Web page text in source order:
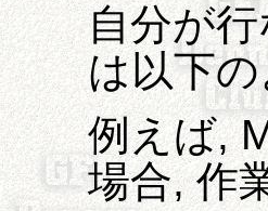
自分が
は以下
例えば,
場合, 作